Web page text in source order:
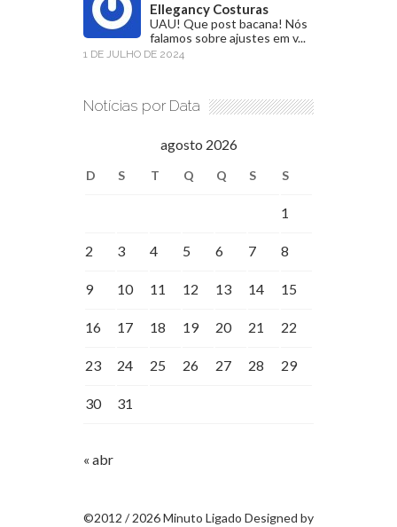
Ellegancy Costuras
UAU! Que post bacana! Nós
falamos sobre ajustes em v...
1 DE JULHO DE 2024
Notícias por Data
agosto 2026
D S T Q Q S S
1
2 3 4 5 6 7 8
9 10 11 12 13 14 15
16 17 18 19 20 21 22
23 24 25 26 27 28 29
30 31
« abr
©2012 / 2026 Minuto Ligado Designed by